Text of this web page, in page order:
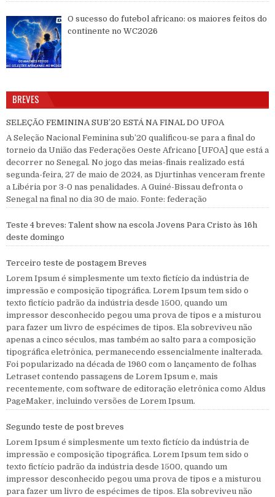
O sucesso do futebol africano: os maiores feitos do
continente no WC2026
BREVES
SELEÇÃO FEMININA SUB’20 ESTÁ NA FINAL DO UFOA
A Seleção Nacional Feminina sub’20 qualificou-se para a final do
torneio da União das Federações Oeste Africano [UFOA] que está a
decorrer no Senegal. No jogo das meias-finais realizado está
segunda-feira, 27 de maio de 2024, as Djurtinhas venceram frente
a Libéria por 3-0 nas penalidades. A Guiné-Bissau defronta o
Senegal na final no dia 30 de maio. Fonte: federação
Teste 4 breves: Talent show na escola Jovens Para Cristo às 16h
deste domingo
Terceiro teste de postagem Breves
Lorem Ipsum é simplesmente um texto fictício da indústria de
impressão e composição tipográfica. Lorem Ipsum tem sido o
texto fictício padrão da indústria desde 1500, quando um
impressor desconhecido pegou uma prova de tipos e a misturou
para fazer um livro de espécimes de tipos. Ela sobreviveu não
apenas a cinco séculos, mas também ao salto para a composição
tipográfica eletrônica, permanecendo essencialmente inalterada.
Foi popularizado na década de 1960 com o lançamento de folhas
Letraset contendo passagens de Lorem Ipsum e, mais
recentemente, com software de editoração eletrônica como Aldus
PageMaker, incluindo versões de Lorem Ipsum.
Segundo teste de post breves
Lorem Ipsum é simplesmente um texto fictício da indústria de
impressão e composição tipográfica. Lorem Ipsum tem sido o
texto fictício padrão da indústria desde 1500, quando um
impressor desconhecido pegou uma prova de tipos e a misturou
para fazer um livro de espécimes de tipos. Ela sobreviveu não